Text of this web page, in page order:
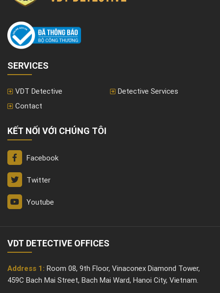
SERVICES
VDT Detective
Detective Services
Contact
KẾT NỐI VỚI CHÚNG TÔI
Facebook
Twitter
Youtube
VDT DETECTIVE OFFICES
Address 1: Room 08, 9th Floor, Vinaconex Diamond Tower,
459C Bach Mai Street, Bach Mai Ward, Hanoi City, Vietnam.